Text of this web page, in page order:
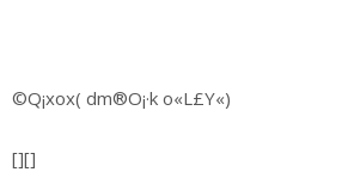
©Q¡xox( dm®O¡·k o«L£Y«)
[][]